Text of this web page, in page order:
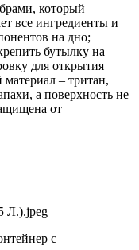
который
все ингредиенты и
на дно;
бутылку на
для открытия
– тритан,
а поверхность не
от
с